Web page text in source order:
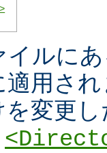
イルに
用さ
変更